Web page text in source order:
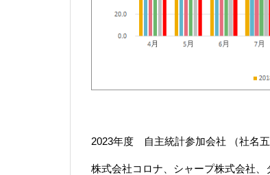
2023年度 自主統計参加会社 （社名五
株式会社コロナ、シャープ株式会社、